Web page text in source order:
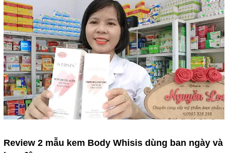
Review 2 mẫu kem Body Whisis dùng ban ngày và